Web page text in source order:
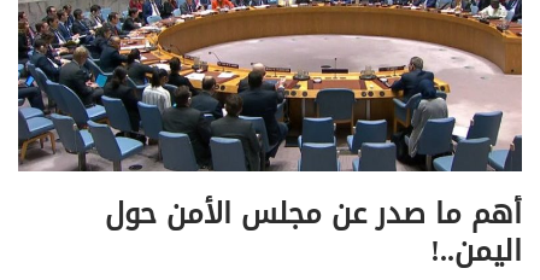
أهم ما صدر عن مجلس الأمن حول
اليمن..!